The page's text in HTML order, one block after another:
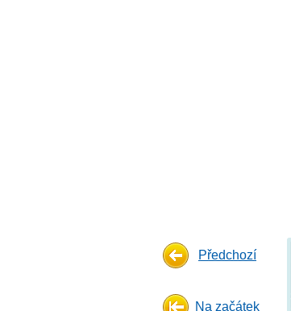
Předchozí
Na začátek